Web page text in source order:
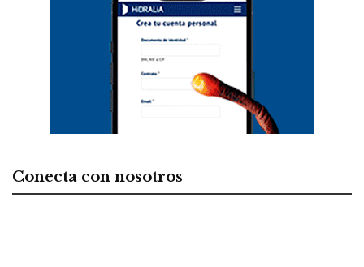
Conecta con nosotros